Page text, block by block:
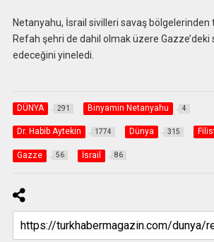
Netanyahu, İsrail sivilleri savaş bölgelerinden
Refah şehri de dahil olmak üzere Gazze’deki
edeceğini yineledi.
DÜNYA 291 Binyamin Netanyahu 4
Dr. Habib Aytekin 1774 Dünya 315
Gazze 56 İsrail 86